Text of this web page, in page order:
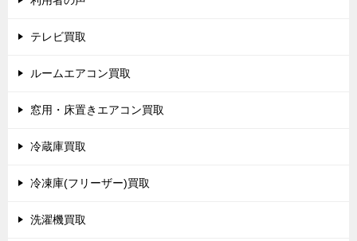
テレビ買取
ルームエアコン買取
窓用・床置きエアコン買取
冷蔵庫買取
冷凍庫(フリーザー)買取
洗濯機買取